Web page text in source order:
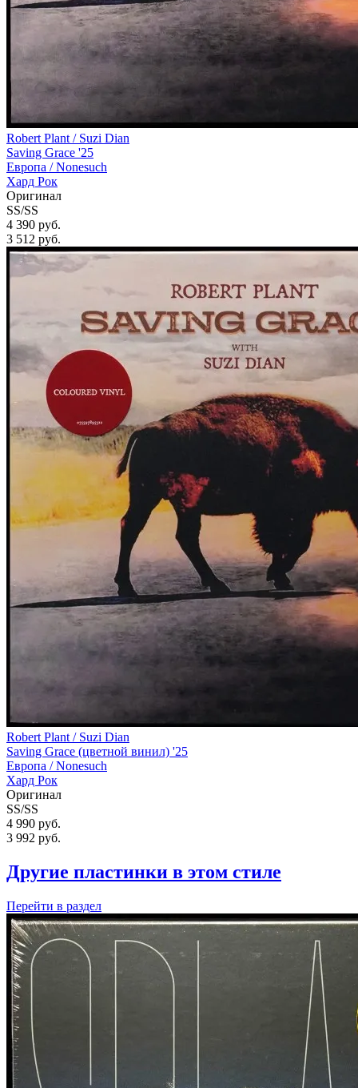
Robert Plant / Suzi Dian
Saving Grace '25
Европа /Nonesuch
Хард Рок
Оригинал
SS/SS
4 390 руб.
3 512 руб.
Robert Plant / Suzi Dian
Saving Grace (цветной винил) '25
Европа /Nonesuch
Хард Рок
Оригинал
SS/SS
4 990 руб.
3 992 руб.
Другие пластинки в этом стиле
Перейти в раздел